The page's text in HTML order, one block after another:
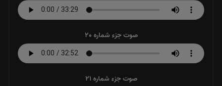
صوت جزء شماره 20
صوت جزء شماره 21